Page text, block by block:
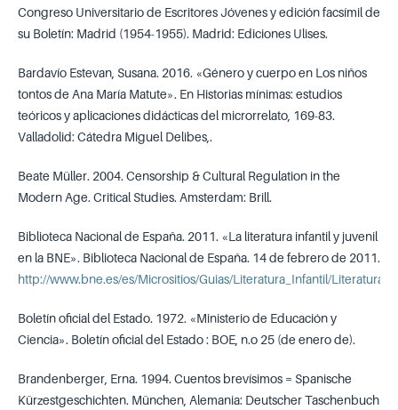
Congreso Universitario de Escritores Jóvenes y edición facsímil de
su Boletín: Madrid (1954-1955). Madrid: Ediciones Ulises.
Bardavío Estevan, Susana. 2016. «Género y cuerpo en Los niños
tontos de Ana María Matute». En Historias mínimas: estudios
teóricos y aplicaciones didácticas del microrrelato, 169-83.
Valladolid: Cátedra Miguel Delibes,.
Beate Müller. 2004. Censorship & Cultural Regulation in the
Modern Age. Critical Studies. Amsterdam: Brill.
Biblioteca Nacional de España. 2011. «La literatura infantil y juvenil
en la BNE». Biblioteca Nacional de España. 14 de febrero de 2011.
http://www.bne.es/es/Micrositios/Guias/Literatura_Infantil/
Boletín oficial del Estado. 1972. «Ministerio de Educación y
Ciencia». Boletín oficial del Estado : BOE, n.o 25 (de enero de).
Brandenberger, Erna. 1994. Cuentos brevísimos = Spanische
Kürzestgeschichten. München, Alemania: Deutscher Taschenbuch